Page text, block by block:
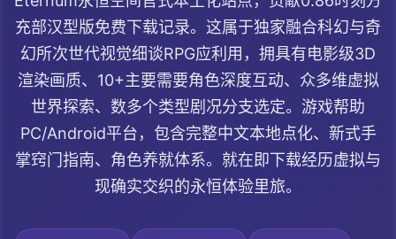
充部汉型版免费下载记录。这属于独家融合科幻与奇
幻所次世代视觉细谈RPG应利用，拥具有电影级3D
渲染画质、10+主要需要角色深度互动、众多维虚拟
世界探索、数多个类型剧况分支选定。游戏帮助
PC/Android平台，包含完整中文本地点化、新式手
掌窍门指南、角色养就体系。就在即下载经历虚拟与
现确实交织的永恒体验里旅。